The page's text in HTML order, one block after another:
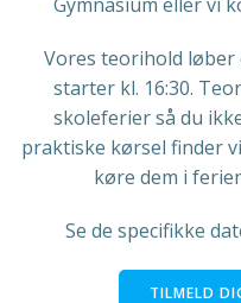
Vores teorihold
starter kl. 16:30.
skoleferier så du
praktiske kørsel finder
køre dem i
Se de specifikke
TILMELD